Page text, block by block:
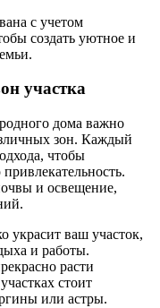
с учетом
создать уютное и
участка
дома важно
зон. Каждый
чтобы
и освещение,
украсит ваш участок,
и работы.
расти
стоит
или астры.